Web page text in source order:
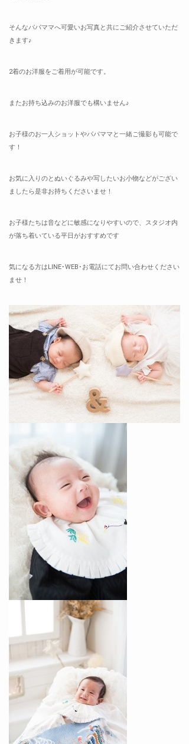
そんなパパママへ可愛いお写真と共にご紹介させていただ
きます♪
2着のお洋服をご着用が可能です。
またお持ち込みのお洋服でも構いません♪
お子様のお一人ショットやパパママと一緒ご撮影も可能で
す！
お気に入りのとぬいぐるみや写したいお小物などがござい
ましたら是非お持ちくださいませ！
お子様たちは音などに敏感になりやすいので、スタジオ内
が落ち着いている平日がおすすめです
気になる方はLINE･WEB･お電話にてお問い合わせください
ませ！